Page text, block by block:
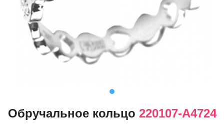
Обручальное кольцо 220107-А4724